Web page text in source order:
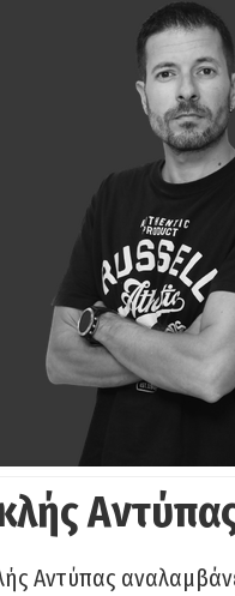
Αντύπας